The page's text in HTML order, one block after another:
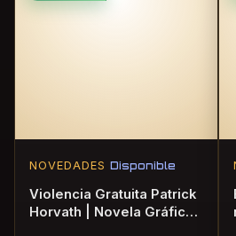
NOVEDADES Disponible
Violencia Gratuita Patrick
Horvath | Novela Gráfica